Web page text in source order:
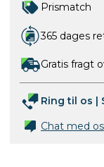
Prismatch
365 dages
Gratis fragt
Ring til os |
Chat med os